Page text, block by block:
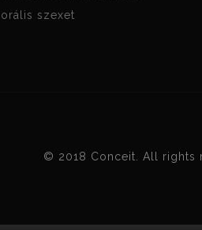
orális szexet
© 2018 Conceit. All rights